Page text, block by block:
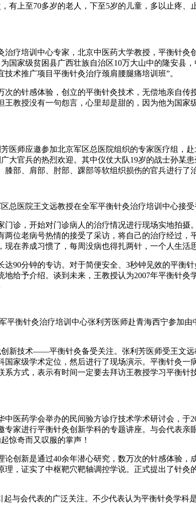
有上至70多岁的老人，下至5岁的儿童，多以止疼、
培训中心专家，北京中医药大学教授，平衡针灸
国家级贫困县广西壮族自治区10万大山中的隆安县
术推广项目平衡针灸治疗颈肩腰腿痛培训班”。
针感体验，创立的平衡针灸技术，无偿地亲自传
教授没有一句怨言，心里却是甜的，因为他为国家
师应邀参加北京军区总医院组织的专家医疗组，
大官兵的热烈欢迎。其中仪仗大队19岁的战士孙某
部、肩部、肘部、踝部等软组织损伤的官兵进行了
医院王文远教授在全军平衡针灸治疗培训中心接受
诊，开始对门诊病人的治疗情况进行现场实地拍摄
位老病号热情的接受了采访，将自己的治疗经过，
在养成习惯了，每周没病也得扎两针，一个人生活
分钟的专访。对于简便安全、3秒钟见效的平衡针
给予介绍。谈到未来，王教授认为2007年平衡针灸
衡针灸治疗培训中心张利芳医师赴青海西宁参加由
技术——平衡针灸备受关注。张利芳医师受王文远
家级学术定位，然后进行了现场演示。平衡针灸
方式，表示有时间一定要去拜访王教授学习平衡
药学会举办的民间验方诊疗技术学术研讨会，于
专家进行平衡针灸创新学科的专题讲座。与会代表亲
惊奇而又叹服的掌声！
新是通过40余年潜心研究，数万次的针感体验，
理，证实了中枢靶穴靶轴调控学说。正式提出了针
会代表的广泛关注。不少代表认为平衡针灸学科